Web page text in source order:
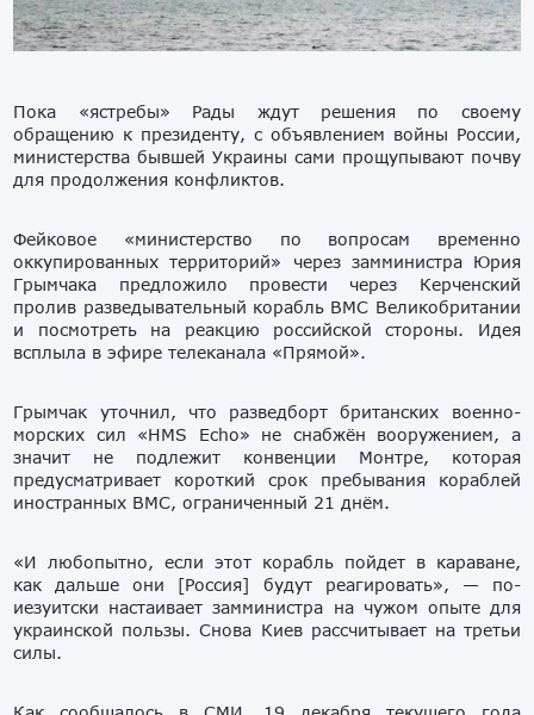
Пока «ястребы» Рады ждут решения по своему
обращению к президенту, с объявлением войны России,
министерства бывшей Украины сами прощупывают почву
для продолжения конфликтов.
Фейковое «министерство по вопросам временно
оккупированных территорий» через замминистра Юрия
Грымчака предложило провести через Керченский
пролив разведывательный корабль ВМС Великобритании
и посмотреть на реакцию российской стороны. Идея
всплыла в эфире телеканала «Прямой».
Грымчак уточнил, что разведборт британских военно-
морских сил «HMS Echo» не снабжён вооружением, а
значит не подлежит конвенции Монтре, которая
предусматривает короткий срок пребывания кораблей
иностранных ВМС, ограниченный 21 днём.
«И любопытно, если этот корабль пойдет в караване,
как дальше они [Россия] будут реагировать», — по-
иезуитски настаивает замминистра на чужом опыте для
украинской пользы. Снова Киев рассчитывает на третьи
силы.